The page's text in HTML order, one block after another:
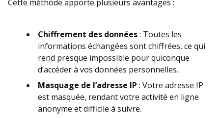
Cette méthode apporte plusieurs avantages :
Chiffrement des données: Toutes les
informations échangées sont chiffrées, ce qui
rend presque impossible pour quiconque
d’accéder à vos données personnelles.
Masquage de l’adresse IP : Votre adresse IP
est masquée, rendant votre activité en ligne
anonyme et difficile à suivre.